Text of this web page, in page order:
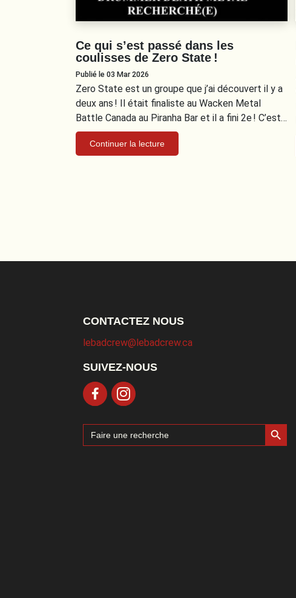
Ce qui s’est passé dans les
coulisses de Zero State !
Publié le 03 Mar 2026
Zero State est un groupe que j’ai découvert il y a
deux ans ! Il était finaliste au Wacken Metal
Battle Canada au Piranha Bar et il a fini 2e ! C’est…
Continuer la lecture
CONTACTEZ NOUS
lebadcrew@lebadcrew.ca
SUIVEZ-NOUS
Search
for:
Search Button